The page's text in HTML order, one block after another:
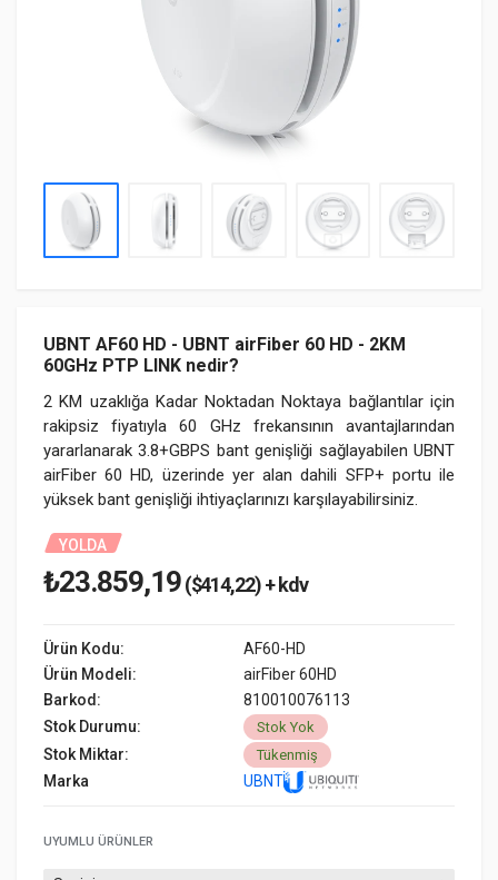
UBNT AF60 HD - UBNT airFiber 60 HD - 2KM
60GHz PTP LINK nedir?
2 KM uzaklığa Kadar Noktadan Noktaya bağlantılar için
rakipsiz fiyatıyla 60 GHz frekansının avantajlarından
yararlanarak 3.8+GBPS bant genişliği sağlayabilen UBNT
airFiber 60 HD, üzerinde yer alan dahili SFP+ portu ile
yüksek bant genişliği ihtiyaçlarınızı karşılayabilirsiniz.
YOLDA
₺23.859,19($414,22) + kdv
Ürün Kodu:
AF60-HD
Ürün Modeli:
airFiber 60HD
Barkod:
810010076113
Stok Durumu:
Stok Yok
Stok Miktar: Tükenmiş
Marka UBNT
UYUMLU ÜRÜNLER